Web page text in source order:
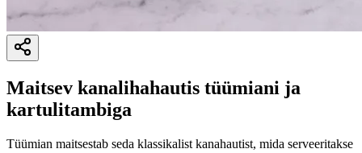
Maitsev kanalihahautis tüümiani ja
kartulitambiga
Tüümian maitsestab seda klassikalist kanahautist, mida serveeritakse